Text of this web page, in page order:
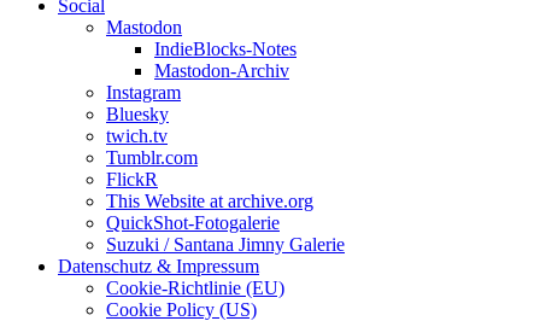
Social
Mastodon
IndieBlocks-Notes
Mastodon-Archiv
Instagram
Bluesky
twich.tv
Tumblr.com
FlickR
This Website at archive.org
QuickShot-Fotogalerie
Suzuki / Santana Jimny Galerie
Datenschutz & Impressum
Cookie-Richtlinie (EU)
Cookie Policy (US)